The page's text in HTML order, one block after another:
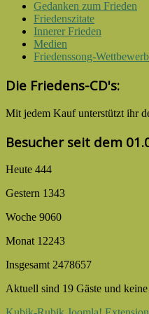
Gedanken zum Frieden
Friedenszitate
Innerer Frieden
Medien
Friedenssong-Wettbewerb
Die Friedens-CD's:
Mit jedem Kauf unter­stützt ihr
Besucher seit dem
Heute 444
Gestern 1343
Woche 9060
Monat 12243
Insgesamt 2478657
Aktuell sind 19 Gäste und